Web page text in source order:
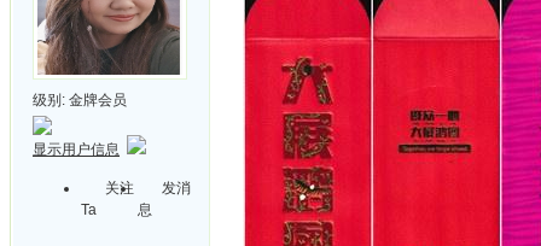
级别: 金牌会员
显示用户信息
关注
Ta
发消
息